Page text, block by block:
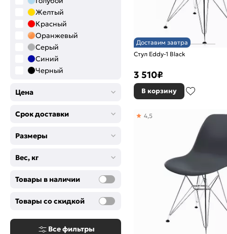
Желтый
Красный
Оранжевый
Серый
Синий
Черный
Цена
Срок доставки
Размеры
Вес, кг
Товары в наличии
Товары со скидкой
Все фильтры
Доставим завтра
Стул Eddy-1 Black
3 510₽
В корзину
4,5